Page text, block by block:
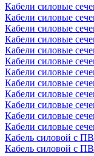
Кабели силовые
Кабели силовые
Кабели силовые
Кабели силовые
Кабели силовые
Кабели силовые
Кабели силовые
Кабели силовые
Кабели силовые
Кабели силовые
Кабели силовые
Кабели силовые
Кабель силовой с
Кабель силовой с